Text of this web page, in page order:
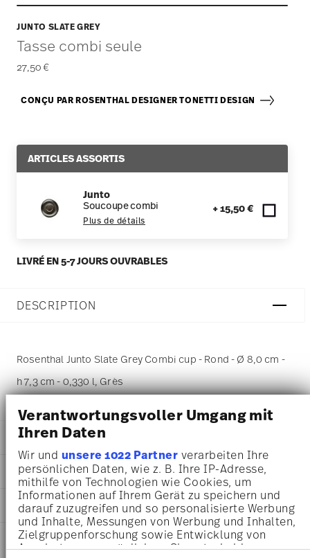
Verantwortungsvoller Umgang mit
Ihren Daten
Wir und unsere 1022 Partnerverarbeiten Ihre
persönlichen Daten, wie z. B. Ihre IP-Adresse,
mithilfe von Technologien wie Cookies, um
Informationen auf Ihrem Gerät zu speichern und
darauf zuzugreifen und so personalisierte Werbung
und Inhalte, Messungen von Werbung und Inhalten,
Zielgruppenforschung sowie Entwicklung von
Angeboten zu ermöglichen. Sie entscheiden
JUNTO SLATE GREY
Tasse combi seule
27,50 €
CONÇU PAR ROSENTHAL DESIGNER TONETTI DESIGN
ARTICLES ASSORTIS
Junto
Soucoupe combi
Plus de détails
+ 15,50 €
LIVRÉ EN 5-7 JOURS OUVRABLES
DESCRIPTION
Rosenthal Junto Slate Grey Combi cup - Rond - Ø 8,0 cm -
h 7,3 cm - 0,330 l, Grès
DÉTAILS
Rosenthal
Junto
Slate Grey
Grès
Slate Grey
21540-405251-64772
4012438521190
DIMENSIONS
8,00 cm
12,60 cm
9,80 cm
7,30 cm
0.33 l
AWARD WINNER
INSTRUCTIONS D'ENTRETIEN ET DE
SÉCURITÉ